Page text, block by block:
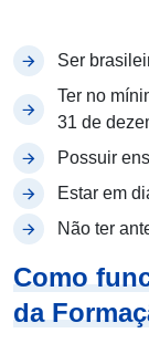
Ser
Ter no
31 de
Possuir
Estar em
Não ter
Como
da